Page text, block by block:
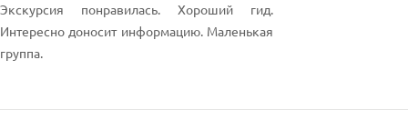
Экскурсия понравилась. Хороший гид.
Интересно доносит информацию. Маленькая
группа.